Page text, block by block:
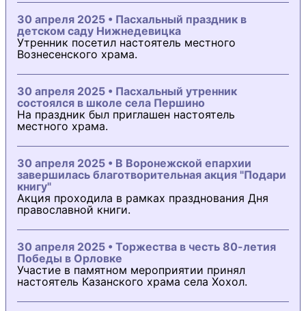
30 апреля 2025 • Пасхальный праздник в
детском саду Нижнедевицка
Утренник посетил настоятель местного
Вознесенского храма.
30 апреля 2025 • Пасхальный утренник
состоялся в школе села Першино
На праздник был приглашен настоятель
местного храма.
30 апреля 2025 • В Воронежской епархии
завершилась благотворительная акция "Подари
книгу"
Акция проходила в рамках празднования Дня
православной книги.
30 апреля 2025 • Торжества в честь 80-летия
Победы в Орловке
Участие в памятном мероприятии принял
настоятель Казанского храма села Хохол.